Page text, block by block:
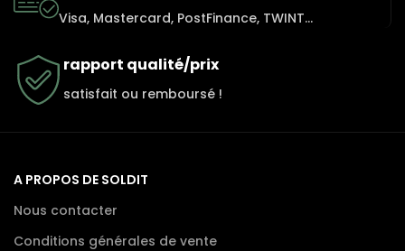
Visa, Mastercard, PostFinance, TWINT...
rapport qualité/prix
satisfait ou remboursé !
A PROPOS DE SOLDIT
Nous contacter
Conditions générales de vente